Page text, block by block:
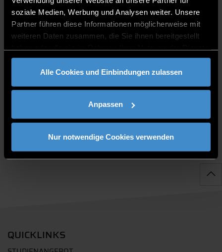
soziale Medien, Werbung und Analysen weiter. Unsere
Partner führen diese Informationen möglicherweise mit
weiteren Daten zusammen, die Sie ihnen bereitgestellt
gesammelt haben.
Alle Cookies und Einbindungen zulassen
Anpassen
Nur notwendige Cookies verwenden
SPRECHZEITEN
Sprechzeiten nach Vereinbarung
QUICKLINKS